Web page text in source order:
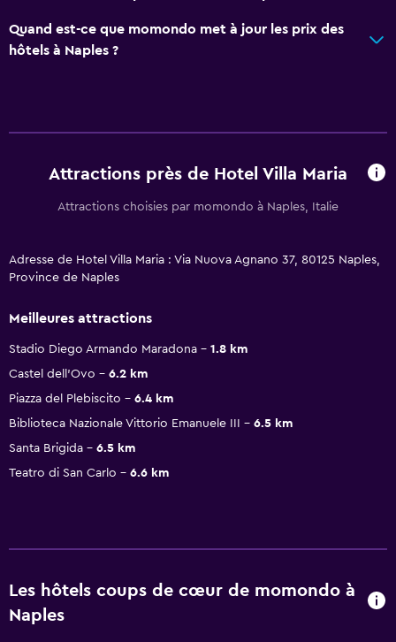
Quand est-ce que momondo met à jour les prix des
hôtels à Naples ?
Attractions près de Hotel Villa Maria
Attractions choisies par momondo à Naples, Italie
Adresse de Hotel Villa Maria : Via Nuova Agnano 37, 80125 Naples,
Province de Naples
Meilleures attractions
Stadio Diego Armando Maradona
1.8 km
Castel dell'Ovo
6.2 km
Piazza del Plebiscito
6.4 km
Biblioteca Nazionale Vittorio Emanuele III
6.5 km
Santa Brigida
6.5 km
Teatro di San Carlo
6.6 km
Les hôtels coups de cœur de momondo à
Naples